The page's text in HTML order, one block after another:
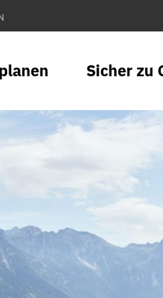
Sicher zu